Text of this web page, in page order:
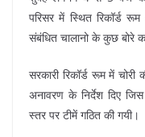
परिसर में स्थित रिकॉर्ड
संबंधित चालानो के कुछ बोरे
सरकारी रिकॉर्ड रूम में
अनावरण के निर्देश दिए जिस
स्तर पर टीमें गठित की गयी।